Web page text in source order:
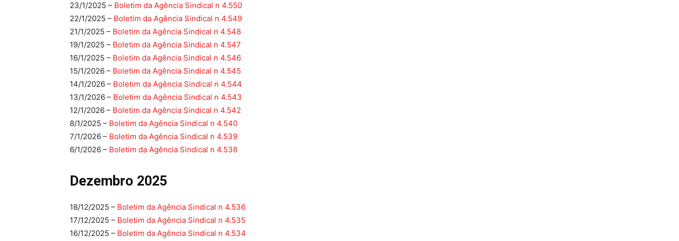
23/1/2025 – Boletim da Agência Sindical n 4.550
22/1/2025 – Boletim da Agência Sindical n 4.549
21/1/2025 – Boletim da Agência Sindical n 4.548
19/1/2025 – Boletim da Agência Sindical n 4.547
16/1/2025 – Boletim da Agência Sindical n 4.546
15/1/2026 – Boletim da Agência Sindical n 4.545
14/1/2026 – Boletim da Agência Sindical n 4.544
13/1/2026 – Boletim da Agência Sindical n 4.543
12/1/2026 – Boletim da Agência Sindical n 4.542
8/1/2025 – Boletim da Agência Sindical n 4.540
7/1/2026 – Boletim da Agência Sindical n 4.539
6/1/2026 – Boletim da Agência Sindical n 4.538
Dezembro 2025
18/12/2025 – Boletim da Agência Sindical n 4.536
17/12/2025 – Boletim da Agência Sindical n 4.535
16/12/2025 – Boletim da Agência Sindical n 4.534